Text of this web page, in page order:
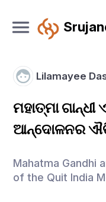
Lilamayee
ମହାତ୍ମା ଗାନ୍ଧୀ
ଆନ୍ଦୋଳନର
Mahatma Gandhi
of the Quit India